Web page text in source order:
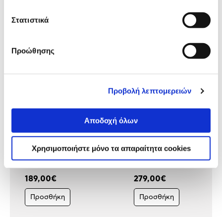
Στατιστικά
Προώθησης
Προβολή λεπτομερειών
Αποδοχή όλων
Χρησιμοποιήστε μόνο τα απαραίτητα cookies
Δες τι κλίκαραν όσοι είδαν το ίδιο
προϊόν με εσένα!
Fissler Χύτρα Ταχύτητας
Vitaquick Premium 4,5LT
189,00€
Προσθήκη
Fissler Χύτρα Ταχύτητας
Vitavit Premium
279,00€
Προσθήκη